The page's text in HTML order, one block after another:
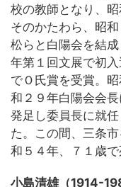
校の教師となり、昭
そのかたわら、昭
松らと白陽会を結
年第１回文展で初
でＯ氏賞を受賞。
和２９年白陽会会
発足し委員長に就
た。この間、三条
和５４年、７１歳で
小島清雄（1914-